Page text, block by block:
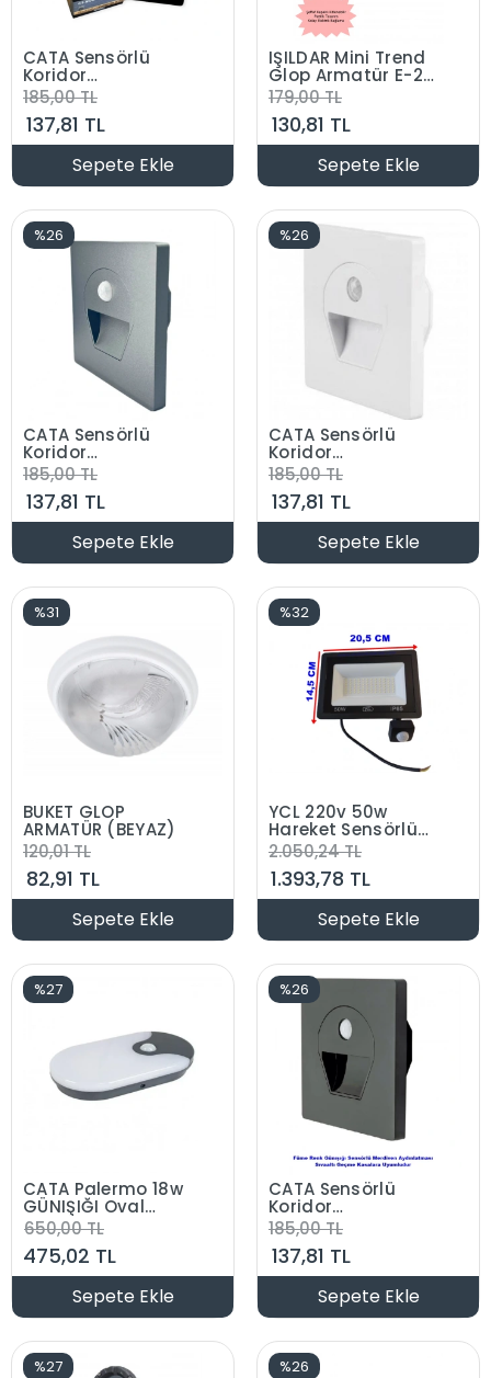
CATA Sensörlü
Koridor
Aydınlatma Siyah
3000K Günışığı
185,00 TL
137,81 TL
Sepete Ekle
IŞILDAR Mini Trend
Glop Armatür E-27
Beyaz
179,00 TL
130,81 TL
Sepete Ekle
%26
CATA Sensörlü
Koridor
Aydınlatma Füme
6500K Beyaz
185,00 TL
137,81 TL
Sepete Ekle
%26
CATA Sensörlü
Koridor
Aydınlatma Beyaz
3000K Günışığı
185,00 TL
137,81 TL
Sepete Ekle
%31
BUKET GLOP
ARMATÜR (BEYAZ)
120,01 TL
82,91 TL
Sepete Ekle
%32
YCL 220v 50w
Hareket Sensörlü
Led Projektör
6500K Beyaz Işık
IP65
2.050,24 TL
1.393,78 TL
Sepete Ekle
%27
CATA Palermo 18w
GÜNIŞIĞI Oval
Sensörlü Led Duvar
Aplik Dış Mekan
Armatür 4000k
IP44 18 Watt 220
650,00 TL
475,02 TL
Sepete Ekle
%26
CATA Sensörlü
Koridor
Aydınlatma Füme
3000K Günışığı
185,00 TL
137,81 TL
Sepete Ekle
%27 %26